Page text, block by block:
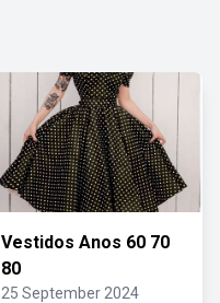
Vestidos Anos 60 70
80
25 September 2024